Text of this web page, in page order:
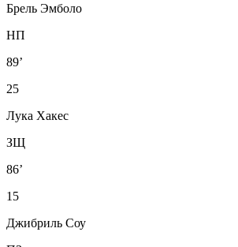
Брель Эмболо
НП
89’
25
Лука Хакес
ЗЩ
86’
15
Джибриль Соу